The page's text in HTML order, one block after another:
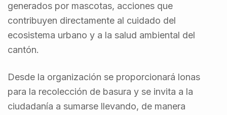
generados por mascotas, acciones que
contribuyen directamente al cuidado del
ecosistema urbano y a la salud ambiental del
cantón.
Desde la organización se proporcionará lonas
para la recolección de basura y se invita a la
ciudadanía a sumarse llevando, de manera